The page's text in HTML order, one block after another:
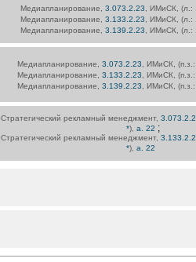
Медиапланирование, 3.073.2.23 , ИМиСК,
Медиапланирование, 3.133.2.23 , ИМиСК,
Медиапланирование, 3.139.2.23 , ИМиСК,
Медиапланирование,3.073.2.23
, ИМиСК,
Медиапланирование,3.133.2.23
, ИМиСК,
Медиапланирование,3.139.2.23 , ИМиСК,
Стратегический рекламный менеджмент,
*),а. 22 ;
Стратегический рекламный менеджмент,
*),а. 22